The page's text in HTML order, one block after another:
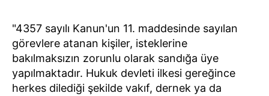
"4357 sayılı Kanun'un 11. maddesinde sayılan
görevlere atanan kişiler, isteklerine
bakılmaksızın zorunlu olarak sandığa üye
yapılmaktadır. Hukuk devleti ilkesi gereğince
herkes dilediği şekilde vakıf, dernek ya da